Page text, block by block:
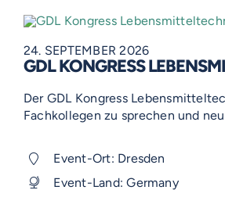
24. SEPTEMBER 2026
GDL KONGRESS
Der GDL Kongress
Fachkollegen zu sprechen und
Event-Ort: Dresden
Event-Land: Germany